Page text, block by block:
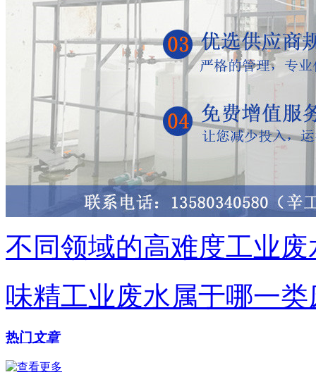
不同领域的高难度工业
味精工业废水属于哪一
热门 文章